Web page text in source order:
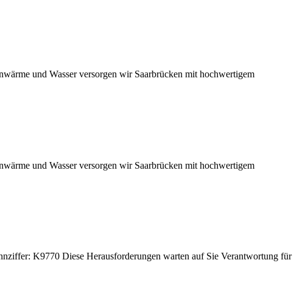
und Wasser versorgen wir Saarbrücken mit hochwertigem
und Wasser versorgen wir Saarbrücken mit hochwertigem
K9770 Diese Herausforderungen warten auf Sie Verantwortung für